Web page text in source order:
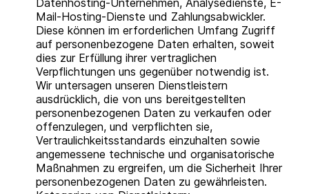
Datenhosting-Unternehmen, Analysedienste, E-
Mail-Hosting-Dienste und Zahlungsabwickler.
Diese können im erforderlichen Umfang Zugriff
auf personenbezogene Daten erhalten, soweit
dies zur Erfüllung ihrer vertraglichen
Verpflichtungen uns gegenüber notwendig ist.
Wir untersagen unseren Dienstleistern
ausdrücklich, die von uns bereitgestellten
personenbezogenen Daten zu verkaufen oder
offenzulegen, und verpflichten sie,
Vertraulichkeitsstandards einzuhalten sowie
angemessene technische und organisatorische
Maßnahmen zu ergreifen, um die Sicherheit Ihrer
personenbezogenen Daten zu gewährleisten.